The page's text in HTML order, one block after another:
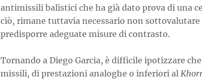
antimissili balistici che ha già dato prova di una
ciò, rimane tuttavia necessario non sottovalutare
predisporre adeguate misure di contrasto.
Tornando a Diego Garcia, è difficile ipotizzare
missili, di prestazioni analoghe o inferiori al